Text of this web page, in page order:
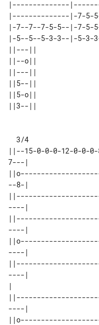
|--------------
|--------------|-7-5-
|-7--7--7-5-5--|-7-5-
|-5--5--5-3-3--|-5-3-
||---||
||--o||
||---||
||5--||
||5-o||
||--15-0-0-0-12-0-0-
7---|
--8-|
----|
----|
----|
----|
|
----|